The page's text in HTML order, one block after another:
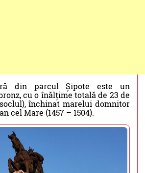
din parcul Șipote este un
cu o înălțime totală de 23 de
închinat marelui domnitor
cel Mare (1457 – 1504).